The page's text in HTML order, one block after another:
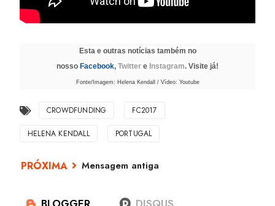
Esta e outras notícias também no
nosso Facebook, Twitter e Instagram. Visite já!
Fonte/Imagem: Helena Kendall / Vídeo: Youtube
CROWDFUNDING FC2017
HELENA KENDALL PORTUGAL
Mensagem antiga